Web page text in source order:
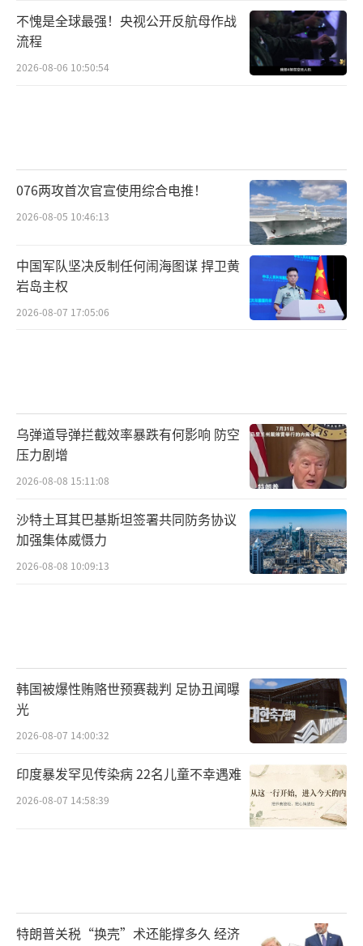
不愧是全球最强！央视公开反航母作战
流程
2026-08-06 10:50:54
076两攻首次官宣使用综合电推！
2026-08-05 10:46:13
中国军队坚决反制任何闹海图谋 捍卫黄
岩岛主权
2026-08-07 17:05:06
乌弹道导弹拦截效率暴跌有何影响 防空
压力剧增
2026-08-08 15:11:08
沙特土耳其巴基斯坦签署共同防务协议
加强集体威慑力
2026-08-08 10:09:13
韩国被爆性贿赂世预赛裁判 足协丑闻曝
光
2026-08-07 14:00:32
印度暴发罕见传染病 22名儿童不幸遇难
2026-08-07 14:58:39
特朗普关税“换壳”术还能撑多久 经济